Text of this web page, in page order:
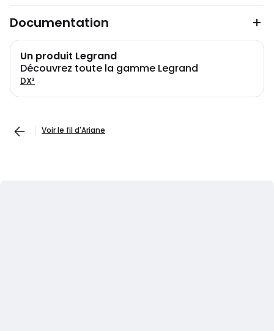
Documentation
Un produit Legrand
Découvrez toute la gamme Legrand
DX³
Voir le fil d'Ariane